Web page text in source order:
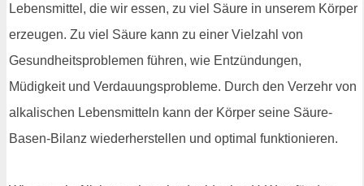
Lebensmittel, die wir essen, zu viel Säure in unserem Körper
erzeugen. Zu viel Säure kann zu einer Vielzahl von
Gesundheitsproblemen führen, wie Entzündungen,
Müdigkeit und Verdauungsprobleme. Durch den Verzehr von
alkalischen Lebensmitteln kann der Körper seine Säure-
Basen-Bilanz wiederherstellen und optimal funktionieren.